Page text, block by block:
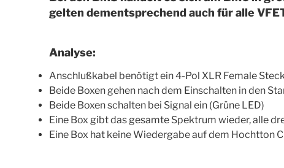
gelten dementsprechend auch für alle
Analyse:
Anschlußkabel benötigt ein 4-Pol XLR Female
Beide Boxen gehen nach dem Einschalten in den
Beide Boxen schalten bei Signal ein (Grüne LED)
Eine Box gibt das gesamte Spektrum wieder, alle
Eine Box hat keine Wiedergabe auf dem Hochtton